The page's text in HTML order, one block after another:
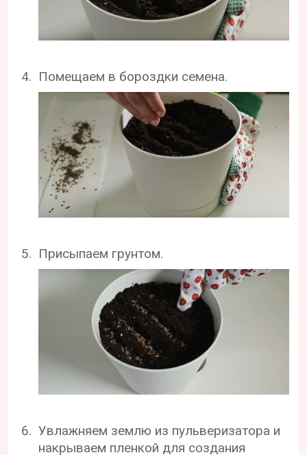
Помещаем в бороздки семена.
Присыпаем грунтом.
Увлажняем землю из пульверизатора и
накрываем пленкой для создания